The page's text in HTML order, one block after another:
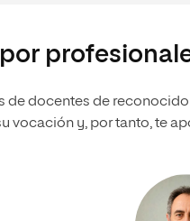
de docentes de
vocación y, por tanto, te